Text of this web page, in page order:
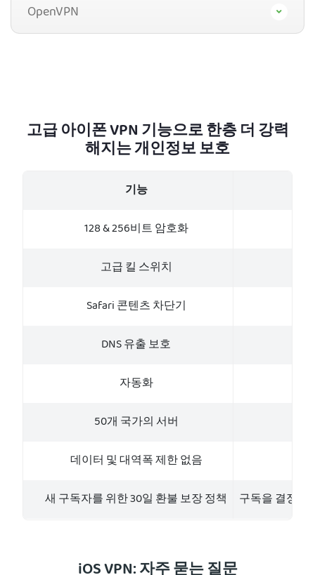
OpenVPN
고급 아이폰 VPN 기능으로 한층 더 강력
해지는 개인정보 보호
기능
128 & 256비트 암호화
고급 킬 스위치
Safari 콘텐츠 차단기
DNS 유출 보호
자동화
50개 국가의 서버
데이터 및 대역폭 제한 없음
새 구독자를 위한 30일 환불 보장 정책
구독을 결정하